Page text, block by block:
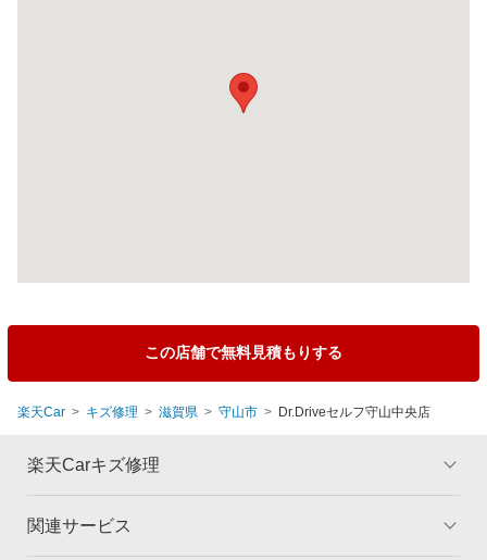
この店舗で無料見積もりする
楽天Car キズ修理 滋賀県 守山市 Dr.Driveセルフ守山中央店
楽天Carキズ修理
トップ
関連サービス